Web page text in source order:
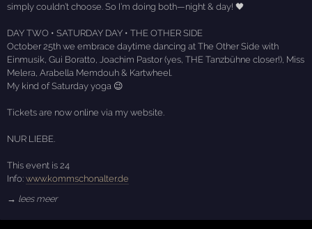
simply couldn’t choose. So I’m doing both—night & day! 🖤
DAY TWO • SATURDAY DAY • THE OTHER SIDE
October 25th we embrace daytime dancing at The Other Side with
Einmusik, Gui Boratto, Joachim Pastor (yes, THE Tanzbühne closer!), Miss
Melera, Arabella Memdouh & Kartwheel.
My kind of Saturday yoga 😉
Tickets are now online via my website.
NUR LIEBE.
This event is 24
Info:www.kommschonalter.de
→ lees meer